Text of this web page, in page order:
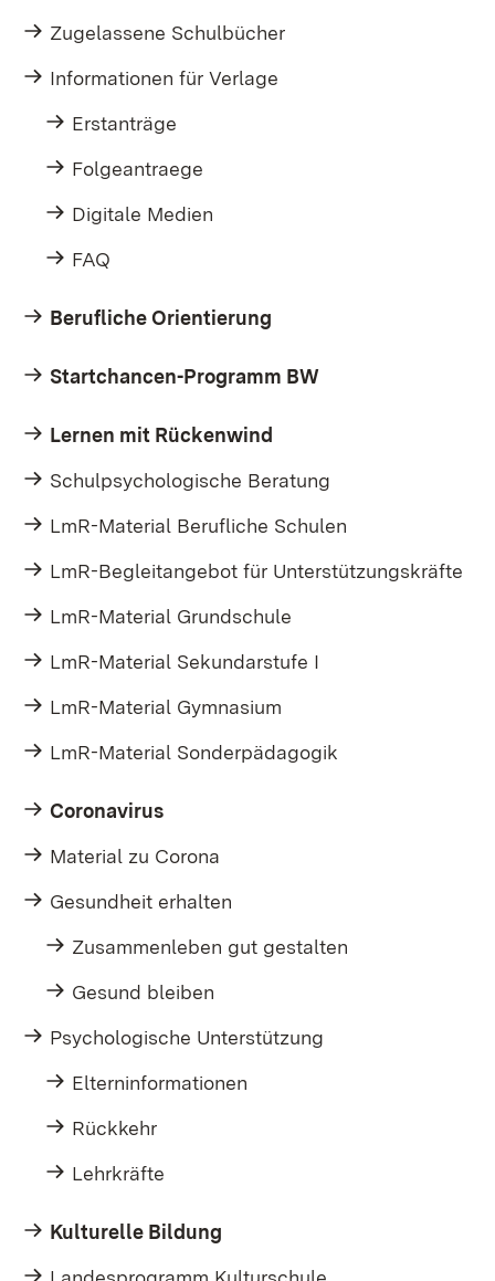
Zugelassene Schulbücher
Informationen für Verlage
Erstanträge
Folgeantraege
Digitale Medien
FAQ
Berufliche Orientierung
Startchancen-Programm BW
Lernen mit Rückenwind
Schulpsychologische Beratung
LmR-Material Berufliche Schulen
LmR-Begleitangebot für Unterstützungskräfte
LmR-Material Grundschule
LmR-Material Sekundarstufe I
LmR-Material Gymnasium
LmR-Material Sonderpädagogik
Coronavirus
Material zu Corona
Gesundheit erhalten
Zusammenleben gut gestalten
Gesund bleiben
Psychologische Unterstützung
Elterninformationen
Rückkehr
Lehrkräfte
Kulturelle Bildung